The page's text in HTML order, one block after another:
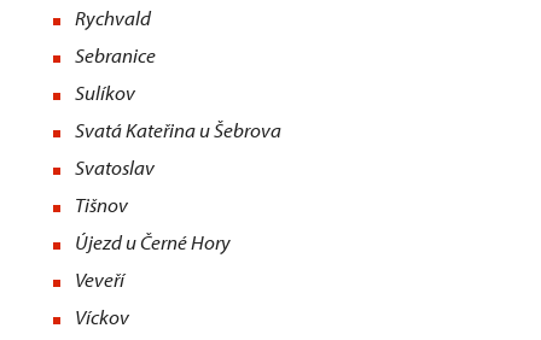
Rychvald
Sebranice
Sulíkov
Svatá Kateřina u Šebrova
Svatoslav
Tišnov
Újezd u Černé Hory
Veveří
Víckov